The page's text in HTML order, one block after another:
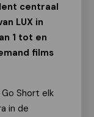
centraal
LUX in
1 tot en
films
Short elk
in de